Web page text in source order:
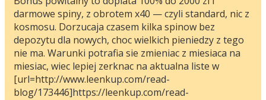
darmowe spiny, z obrotem x40 — czyli standard, nic z
kosmosu. Dorzucaja czasem kilka spinow bez
depozytu dla nowych, choc wielkich pieniedzy z tego
nie ma. Warunki potrafia sie zmieniac z miesiaca na
miesiac, wiec lepiej zerknac na aktualna liste w
[url=http://www.leenkup.com/read-
blog/173446]https://leenkup.com/read-